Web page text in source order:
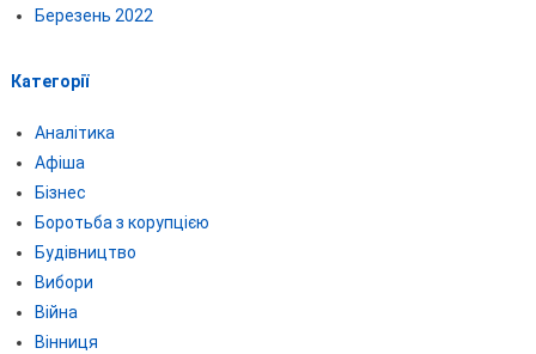
Березень 2022
Категорії
Аналітика
Афіша
Бізнес
Боротьба з корупцією
Будівництво
Вибори
Війна
Вінниця